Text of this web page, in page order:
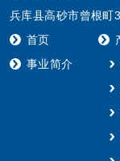
兵库县高砂市曾根町
首页
事业简介